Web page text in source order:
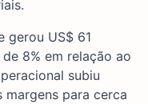
gerou US$ 61
8% em relação ao
subiu
margens para cerca